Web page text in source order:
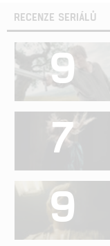
RECENZE SERIÁLŮ
9
7
9